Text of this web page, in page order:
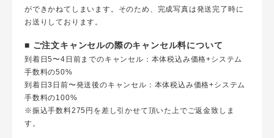
ができかねてしまいます。そのため、完成写真は発送完了時に
お送りしております。
■ ご注文キャンセルの際のキャンセル料について
到着日5〜4日前までのキャンセル：本体税込み価格+システム
手数料の50%
到着日3日前〜発送後のキャンセル：本体税込み価格+システム
手数料の100%
※振込手数料275円を差し引かせて頂いた上でご返金致しま
す。